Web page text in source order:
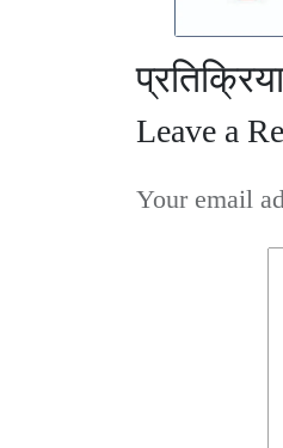
प्रतिक्रिया
Leave a
Your email